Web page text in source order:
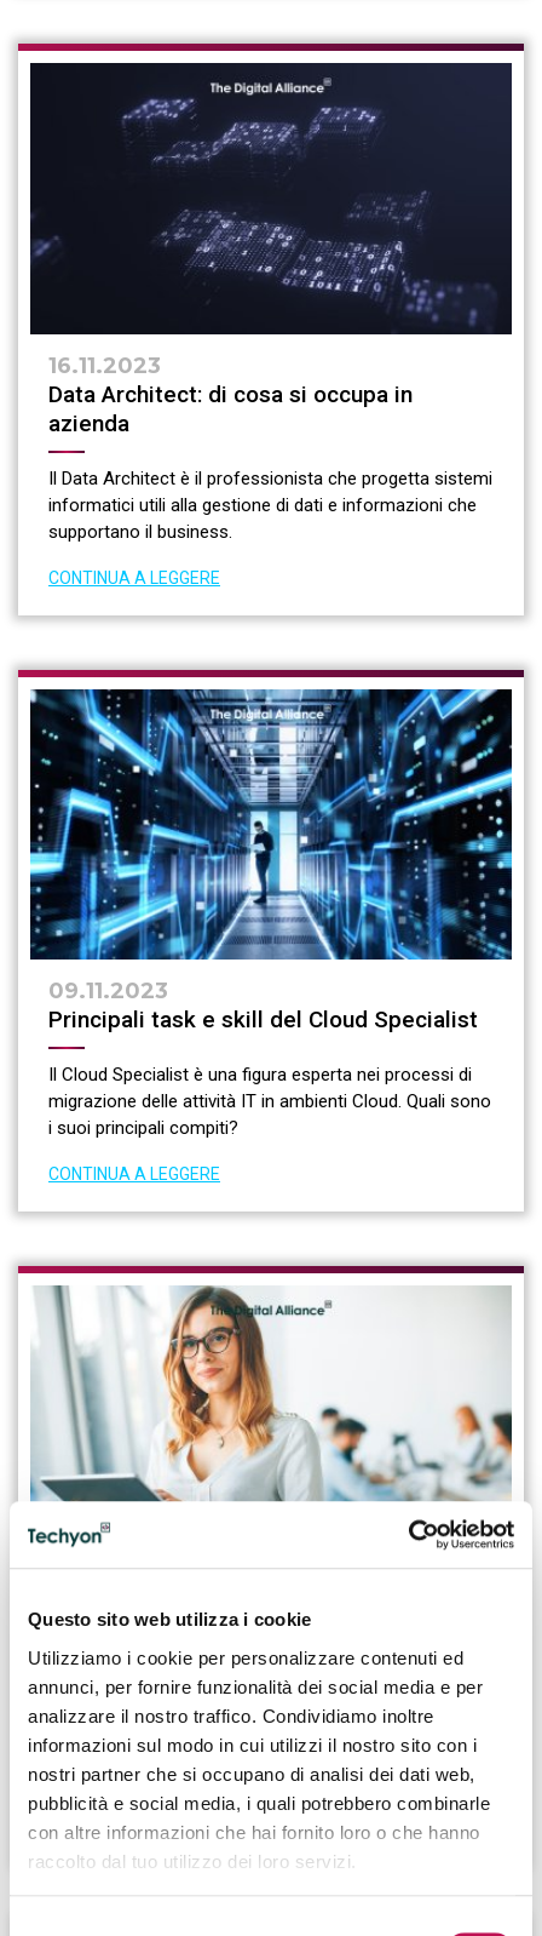
Questo sito web utilizza i cookie
Utilizziamo i cookie per personalizzare contenuti ed
annunci, per fornire funzionalità dei social media e per
analizzare il nostro traffico. Condividiamo inoltre
informazioni sul modo in cui utilizzi il nostro sito con i
nostri partner che si occupano di analisi dei dati web,
pubblicità e social media, i quali potrebbero combinarle
con altre informazioni che hai fornito loro o che hanno
raccolto dal tuo utilizzo dei loro servizi.
16.11.2023
Data Architect: di cosa si occupa in
azienda
Il Data Architect è il professionista che progetta sistemi
informatici utili alla gestione di dati e informazioni che
supportano il business.
CONTINUA A LEGGERE
09.11.2023
Principali task e skill del Cloud Specialist
Il Cloud Specialist è una figura esperta nei processi di
migrazione delle attività IT in ambienti Cloud. Quali sono
i suoi principali compiti?
CONTINUA A LEGGERE
SAP HR-HCM Expert: principali compiti e
responsabilità
Il SAP HR-HCM Expert si occupa di configurare,
mantenere e gestire il sistema SAP HR-HCM al fine di
ottimizzare le attività aziendali legate alle risorse umane
e fornire supporto strategico al business.
CONTINUA A LEGGERE